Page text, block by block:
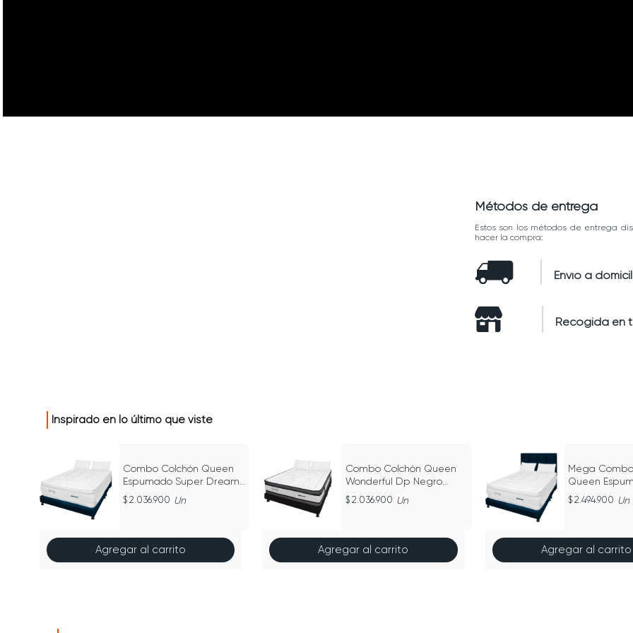
Métodos de entrega
Estos son los métodos de entrega
hacer la compra:
Envío a
Recogida en
Inspirado en lo último que viste
Combo Colchón Queen
Espumado Super Dream
Azul 160Cm X 190Cm
2.036.900 Un
Agregar al carrito
Combo Colchón Queen
Wonderful Dp Negro
160Cm X 190Cm
2.036.900 Un
Agregar al carrito
Mega
Queen
Dream Azul
190Cm
2.494.900 Un
Agregar al carrito